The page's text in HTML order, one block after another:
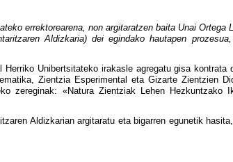
errektorearena, non argitaratzen baita Unai Ortega
Aldizkaria) dei egindako hautapen
Unibertsitateko irakasle agregatu gisa kontrata
Zientzia Esperimental eta Gizarte Zientzien
zereginak: «Natura Zientziak Lehen Hezkuntzako
Aldizkarian argitaratu eta bigarren egunetik